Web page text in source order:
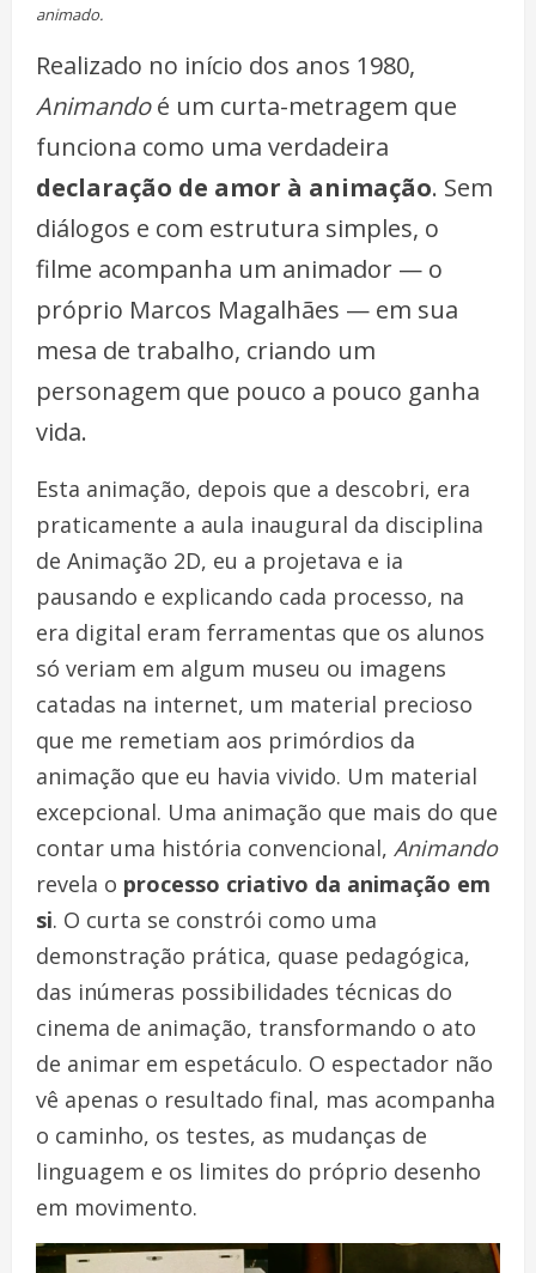
animado.
Realizado no início dos anos 1980,
Animandoé um curta-metragem que
funciona como uma verdadeira
declaração de amor à animação. Sem
diálogos e com estrutura simples, o
filme acompanha um animador — o
próprio Marcos Magalhães — em sua
mesa de trabalho, criando um
personagem que pouco a pouco ganha
vida.
Esta animação, depois que a descobri, era
praticamente a aula inaugural da disciplina
de Animação 2D, eu a projetava e ia
pausando e explicando cada processo, na
era digital eram ferramentas que os alunos
só veriam em algum museu ou imagens
catadas na internet, um material precioso
que me remetiam aos primórdios da
animação que eu havia vivido. Um material
excepcional. Uma animação que mais do que
contar uma história convencional, Animando
revela o processo criativo da animação em
si. O curta se constrói como uma
demonstração prática, quase pedagógica,
das inúmeras possibilidades técnicas do
cinema de animação, transformando o ato
de animar em espetáculo. O espectador não
vê apenas o resultado final, mas acompanha
o caminho, os testes, as mudanças de
linguagem e os limites do próprio desenho
em movimento.